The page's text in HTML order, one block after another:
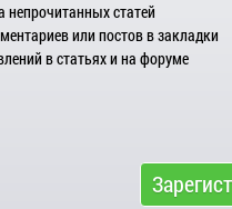
непрочитанных статей
или постов в закладки
в статьях и на форуме